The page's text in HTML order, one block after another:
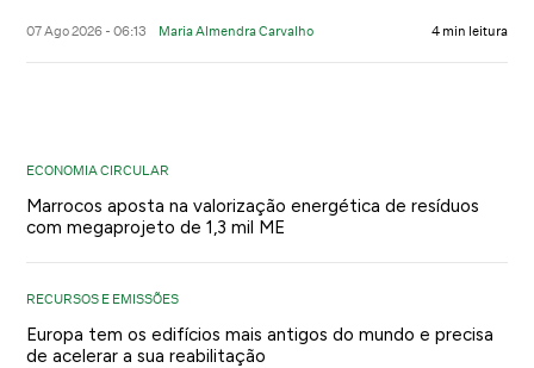
07 Ago 2026 - 06:13 Maria Almendra Carvalho 4 min leitura
ECONOMIA CIRCULAR
Marrocos aposta na valorização energética de resíduos
com megaprojeto de 1,3 mil ME
RECURSOS E EMISSÕES
Europa tem os edifícios mais antigos do mundo e precisa
de acelerar a sua reabilitação